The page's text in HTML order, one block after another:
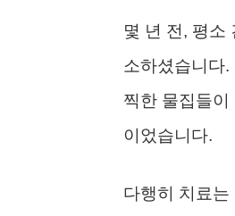
몇 년 전, 평소
소하셨습니다
찍한 물집들이
이었습니다.
다행히 치료